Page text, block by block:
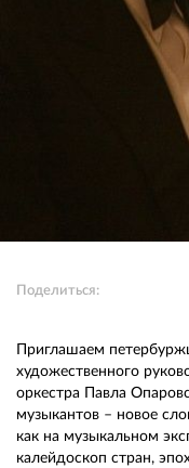
Поделиться:
Приглашаем
художественного
оркестра Павла
музыкантов – новое
как на музыкальном
калейдоскоп стран,